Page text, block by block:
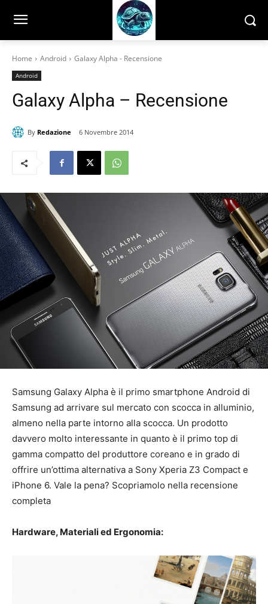
Home Android Galaxy Alpha - Recensione
Android
Galaxy Alpha – Recensione
By Redazione 6 Novembre 2014
Samsung Galaxy Alpha è il primo smartphone Android di
Samsung ad arrivare sul mercato con scocca in alluminio,
almeno nella parte intorno alla scocca. Un prodotto
davvero molto interessante in quanto è il primo top di
gamma compatto del produttore coreano e in grado di
offrire un’ottima alternativa a Sony Xperia Z3 Compact e
iPhone 6. Vale la pena? Scopriamolo nella recensione
completa
Hardware, Materiali ed Ergonomia: